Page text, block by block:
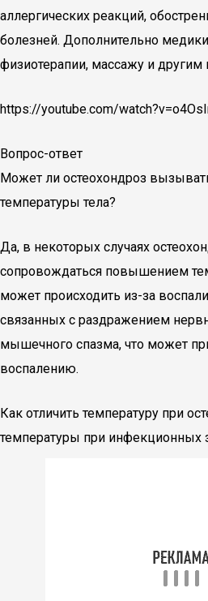
аллергических реакций,
болезней. Дополнительно
физиотерапии, массажу и другим
https://youtube.com/
Вопрос-ответ
Может ли остеохондроз
температуры тела?
Да, в некоторых случаях
сопровождаться повышением
может происходить из-за
связанных с раздражением
мышечного спазма, что может
воспалению.
Как отличить температуру при
температуры при инфекционных